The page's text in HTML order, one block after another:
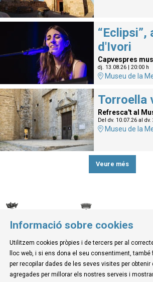
“Eclipsi”,
d'Ivori
Capvespres
dj. 13.08.26| 20:00 h
Museu de la
Torroella
Refresca't al
Del dv. 10.07.26al dv.
Museu de la
Veure més
© Museu de la Mediterrània
C. d'Ullà, 27-31 | 17257 Torroella de Montgrí
Tel. 972 755 180 a/e:
Informació sobre cookies
Utilitzem cookies pròpies i de tercers per al
lloc web, i si ens dona el seu consentiment,
per recopilar dades de les seves visites per
agregades per millorar els nostres serveis i